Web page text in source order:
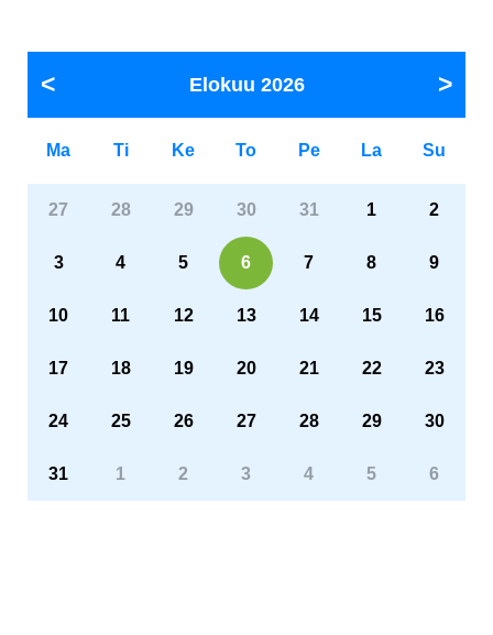
Elokuu 2026
Ma Ti Ke To Pe La Su
27 28 29 30 31 1 2
3 4 5 6 7 8 9
10 11 12 13 14 15 16
17 18 19 20 21 22 23
24 25 26 27 28 29 30
31 1 2 3 4 5 6